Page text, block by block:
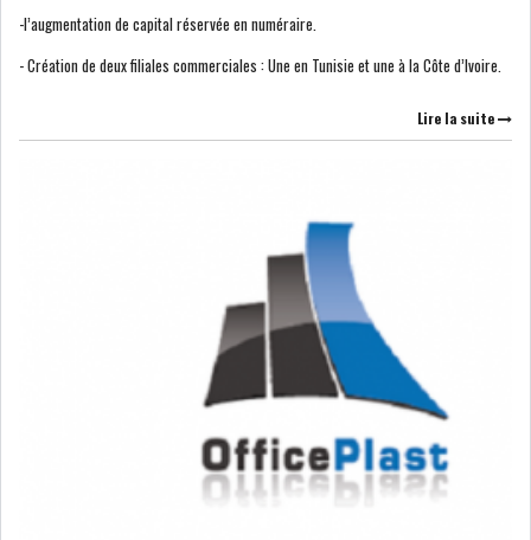
SUBSAHARIENNE
EUROPE ASIE
LE PÉTROLE REPART À LA
HAUSSE APRÈS LA P...
LES PRIX ALIMENTAIRES
MONDIAUX AU PLUS H...
-l’augmentation de capital réservée en numéraire.
- Création de deux filiales commerciales : Une en Tunisie et une à la Côte d’Ivoire.
Lire la suite